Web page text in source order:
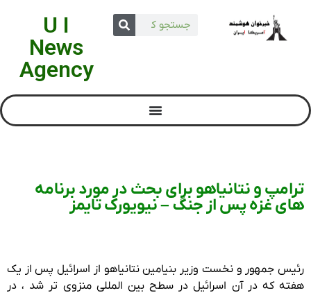
U I
News
Agency
ترامپ و نتانیاهو برای بحث در مورد برنامه
های غزه پس از جنگ – نیویورک تایمز
رئیس جمهور و نخست وزیر بنیامین نتانیاهو از اسرائیل پس از یک
هفته که در آن اسرائیل در سطح بین المللی منزوی تر شد ، در